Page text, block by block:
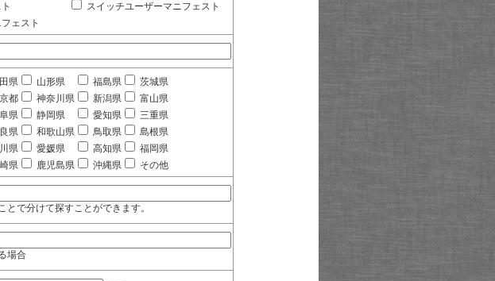
スイッチユーザーマニフェスト
ェスト
県 山形県 福島県
茨城県
都 神奈川県 新潟県
富山県
県 静岡県 愛知県
三重県
県 和歌山県 鳥取県
島根県
県 愛媛県 高知県
福岡県
県 鹿児島県 沖縄県 その他
で分けて探すことができます。
場合